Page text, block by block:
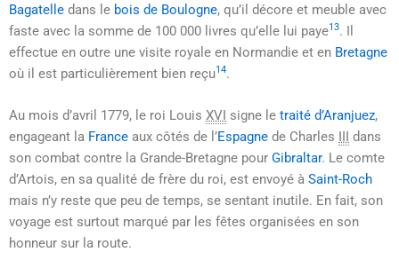
Bagatelle dans le bois de Boulogne, qu’il décore et meuble avec
faste avec la somme de 100 000 livres qu’elle lui paye13. Il
effectue en outre une visite royale en Normandie et en Bretagne
où il est particulièrement bien reçu14.
Au mois d’avril 1779, le roi Louis XVI signe le traité d’Aranjuez,
engageant la France aux côtés de l’Espagne de Charles III dans
son combat contre la Grande-Bretagne pour Gibraltar. Le comte
d’Artois, en sa qualité de frère du roi, est envoyé à Saint-Roch
mais n’y reste que peu de temps, se sentant inutile. En fait, son
voyage est surtout marqué par les fêtes organisées en son
honneur sur la route.